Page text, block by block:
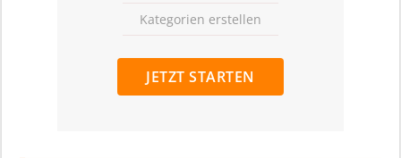
Kategorien erstellen